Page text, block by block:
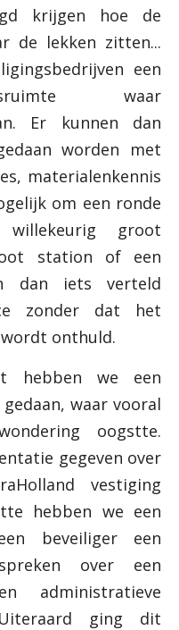
krijgen hoe de
de lekken zitten...
een
waar
Er kunnen dan
worden met
materialenkennis
om een ronde
groot
station of een
dan iets verteld
zonder dat het
onthuld.
hebben we een
waar vooral
oogstte.
gegeven over
vestiging
hebben we een
beveiliger een
over een
administratieve
ging dit